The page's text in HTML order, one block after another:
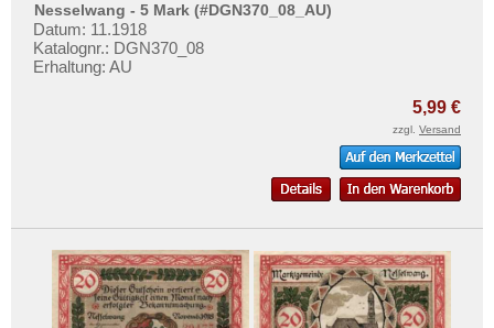
Nesselwang - 5 Mark (#DGN370_08_AU)
Datum: 11.1918
Katalognr.: DGN370_08
Erhaltung: AU
5,99 €
zzgl. Versand